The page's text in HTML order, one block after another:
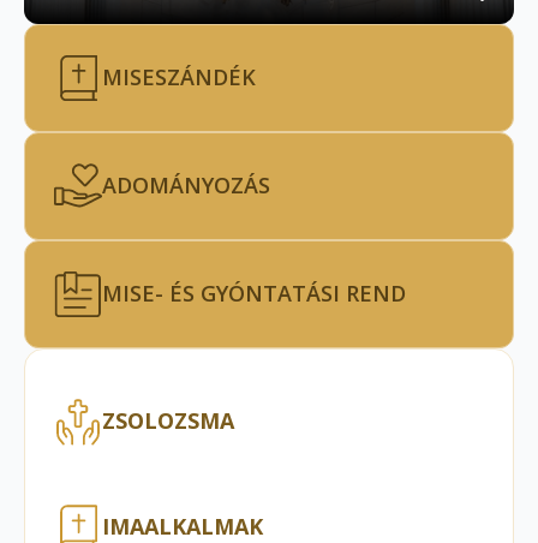
MISESZÁNDÉK
ADOMÁNYOZÁS
MISE- ÉS GYÓNTATÁSI REND
ZSOLOZSMA
IMAALKALMAK